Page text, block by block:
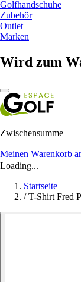
Golfhandschuhe
Zubehör
Outlet
Marken
Wird zum
Zwischensumme
Meinen Warenkorb
Loading...
Startseite
/ T-Shirt Fred